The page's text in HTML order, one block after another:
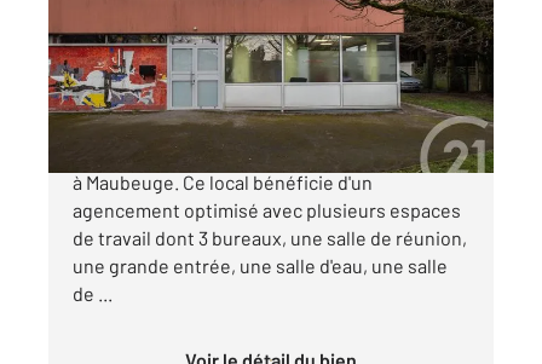
Appartement Local à vendre
76 300 €
En bref : Local professionnel de 76 m² à vendre
à Maubeuge. Ce local bénéficie d'un
agencement optimisé avec plusieurs espaces
de travail dont 3 bureaux, une salle de réunion,
une grande entrée, une salle d'eau, une salle
de ...